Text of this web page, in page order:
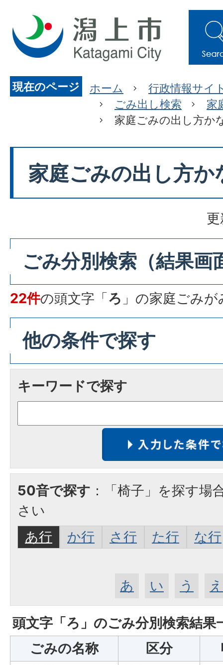
現在のページ ホーム
行政情報サイ
ごみ出し検索
家
家庭ごみの出し方か
家庭ごみの出し方か
ごみ分別検索 （結果画
22件の頭文字「ろ 」の家庭ごみが
他の条件で探す
キーワードで探す
50音で探す ：「椅子」を探す場
さい
あ行
か行 さ行 た行 な行
あ い う え
頭文字「 ろ 」のごみ分別検索結果
ごみの名称
区分